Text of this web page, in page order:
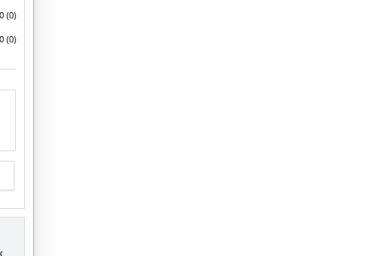
(0)
(0)